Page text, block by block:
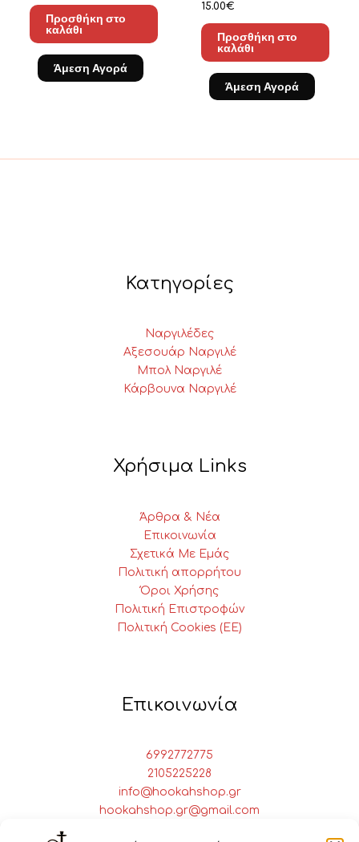
Προσθήκη στο
καλάθι
Άμεση Αγορά
15.00€
Προσθήκη στο
καλάθι
Άμεση Αγορά
Κατηγορίες
Ναργιλέδες
Αξεσουάρ Ναργιλέ
Μπολ Ναργιλέ
Κάρβουνα Ναργιλέ
Χρήσιμα Links
Άρθρα & Νέα
Επικοινωνία
Σχετικά Με Εμάς
Πολιτική απορρήτου
Όροι Χρήσης
Πολιτική Επιστροφών
Πολιτική Cookies (ΕΕ)
Επικοινωνία
6992772775
2105225228
info@hookahshop.gr
hookahshop.gr@gmail.com